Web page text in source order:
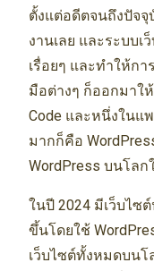
ตั้งแต่อดีตจนถึงปัจจุ
งานเลย และระบบเ
เรื่อยๆ และทำให้ก
มือต่างๆ ก็ออกมาใ
Code และหนึ่งในแ
มากก็คือ
WordPress บนโล
ในปี 2024 มีเว็บไซ
ขึ้นโดยใช้
เว็บไซต์ทั้งหมดบนโ